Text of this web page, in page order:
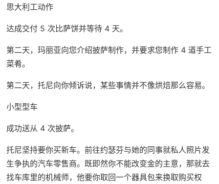
思大利工动作
达成交付 5 次比萨饼并等待 4 天。
第二天，玛丽亚向您介绍披萨制作，并要求您制作 4 道手工
菜肴。
第二天，托尼向你倾诉说，某些事情并不像烘焙那么容易。
小型型车
成功送从 4 次披萨。
托尼坚持要你买新车。前往约瑟芬与她的同事就私人照片发
生争执的汽车零售商。既即然你不能改变金的主意，那就去
找车库里的机械师，他要你取回一个器具包来换取购买权